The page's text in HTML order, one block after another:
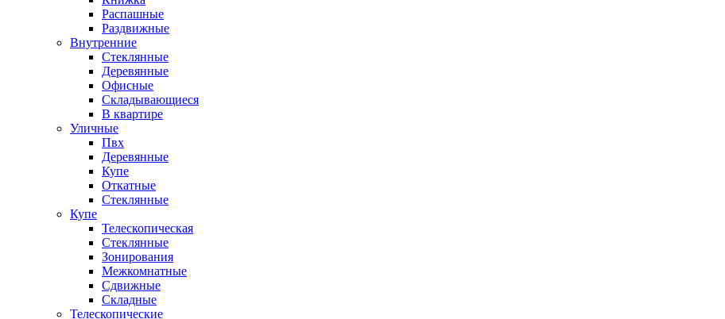
Распашные
Раздвижные
Внутренние
Стеклянные
Деревянные
Офисные
Складывающиеся
В квартире
Уличные
Пвх
Деревянные
Купе
Откатные
Стеклянные
Купе
Телескопическая
Стеклянные
Зонирования
Межкомнатные
Сдвижные
Складные
Телескопические